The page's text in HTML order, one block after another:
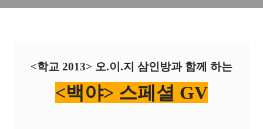
<학교 2013> 오.이.지 삼인방과 함께 하는
<백야> 스페셜 GV